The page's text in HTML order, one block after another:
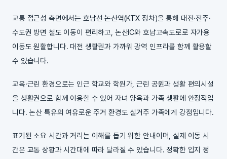
교통 접근성 측면에서는 호남선 논산역(KTX 정차)을 통해 대전·전주·
수도권 방면 철도 이동이 편리하고, 논산IC와 호남고속도로로 자가용
이동도 원활합니다. 대전 생활권과 가까워 광역 인프라를 함께 활용할
수 있습니다.
교육·근린 환경으로는 인근 학교와 학원가, 근린 공원과 생활 편의시설
을 생활권으로 함께 이용할 수 있어 자녀 양육과 가족 생활에 안정적입
니다. 논산 특유의 여유로운 주거 환경도 실거주 가족에게 강점입니다.
표기된 소요 시간과 거리는 이해를 돕기 위한 안내이며, 실제 이동 시
간은 교통 상황과 시간대에 따라 달라질 수 있습니다. 정확한 입지 정